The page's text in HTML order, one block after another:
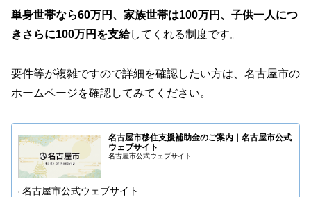
単身世帯なら60万円、家族世帯は100万円、子供一人につ
きさらに100万円を支給してくれる制度です。
要件等が複雑ですので詳細を確認したい方は、名古屋市の
ホームページを確認してみてください。
名古屋市移住支援補助金のご案内｜名古屋市公式
ウェブサイト
名古屋市公式ウェブサイト
名古屋市公式ウェブサイト